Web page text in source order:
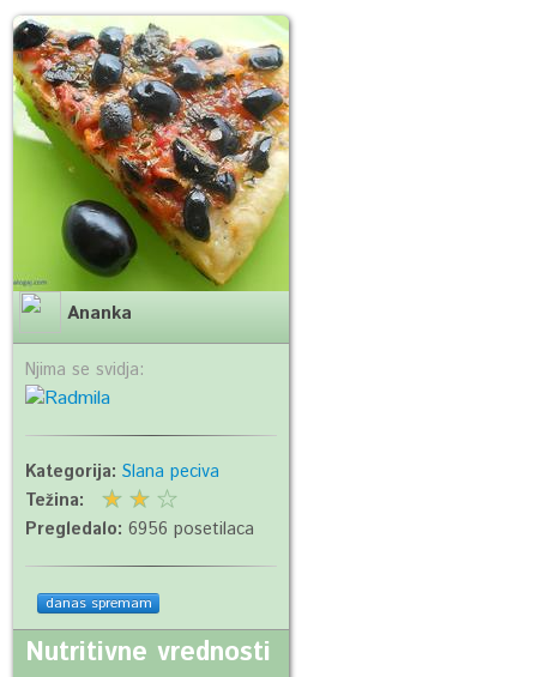
Ananka
Njima se svidja:
Kategorija:Slana peciva
Težina:
Pregledalo: 6956 posetilaca
danas spremam
Nutritivne vrednosti